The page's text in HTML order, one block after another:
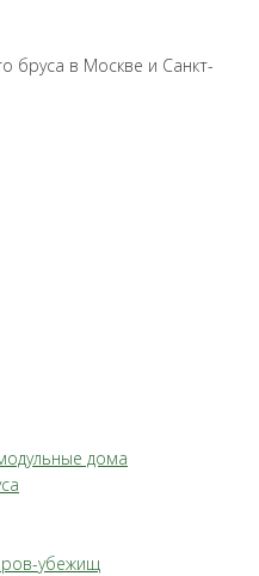
бруса в Москве и Санкт-
дома
убежищ